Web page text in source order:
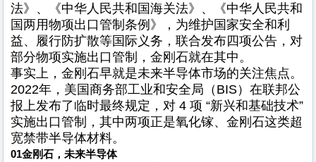
法》、《中华人民共和国海关法》、《中华人民共和
国两用物项出口管制条例》，为维护国家安全和利
益、履行防扩散等国际义务，联合发布四项公告，对
部分物项实施出口管制，金刚石就在其中。
事实上，金刚石早就是未来半导体市场的关注焦点。
2022年，美国商务部工业和安全局（BIS）在联邦公
报上发布了临时最终规定，对 4 项 “新兴和基础技术”
实施出口管制，其中两项正是氧化镓、金刚石这类超
宽禁带半导体材料。
01金刚石，未来半导体